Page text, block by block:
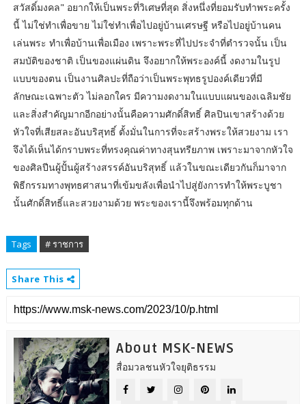
สวัสดิ์มงคล" อยากให้เป็นพระที่วิเศษที่สุด สิ่งหนึ่งที่ยอมรับทำพระครั้ง
นี้ ไม่ใช่ทำเพื่อขาย ไม่ใช่ทำเพื่อไปอยู่บ้านเศรษฐี หรือไปอยู่บ้านคน
เล่นพระ ทำเพื่อบ้านเพื่อเมือง เพราะพระที่ไปประจำที่ตำรวจนั้น เป็น
สมบัติของชาติ เป็นของแผ่นดิน จึงอยากให้พระองค์นี้ งดงามในรูป
แบบของตน เป็นงานศิลปะที่ถือว่าเป็นพระพุทธรูปองค์เดียวที่มี
ลักษณะเฉพาะตัว ไม่ลอกใคร มีความงดงามในแบบแผนของเฉลิมชัย
และสิ่งสำคัญมากอีกอย่างนั้นคือความศักดิ์สิทธิ์ ศิลปินเขาสร้างด้วย
หัวใจที่เสียสละอันบริสุทธิ์ ตั้งมั่นในการที่จะสร้างพระให้สวยงาม เรา
จึงได้เห็นได้กราบพระที่ทรงคุณค่าทางสุนทรียภาพ เพราะมาจากหัวใจ
ของศิลปีนผู้ปั้นผู้สร้างสรรค์อันบริสุทธิ์ แล้วในขณะเดียวกันก็มาจาก
พิธีกรรมทางพุทธศาสนาที่เข้มขลังเพื่อนำไปสู่ยังการทำให้พระบูชา
นั้นศักดิ์สิทธิ์และสวยงามด้วย พระของเรานี้จึงพร้อมทุกด้าน
Tags # ราชการ
Share This
About MSK-NEWS
สื่อมวลชนหัวใจยุติธรรม